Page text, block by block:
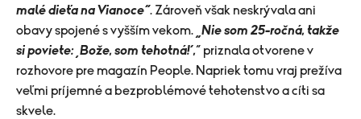
malé dieťa na Vianoce“. Zároveň však neskrývala ani
obavy spojené s vyšším vekom.
„Nie som 25-ročná, takže
si poviete: ‚Bože, som tehotná!‘,“ priznala otvorene v
rozhovore pre magazín People. Napriek tomu vraj prežíva
veľmi príjemné a bezproblémové tehotenstvo a cíti sa
skvele.